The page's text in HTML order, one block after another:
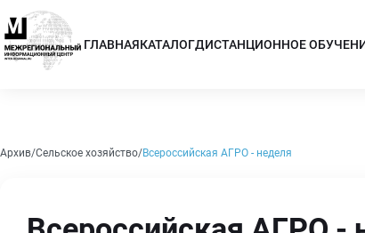
ГЛАВНАЯКАТАЛОГДИСТАНЦИОННОЕ
Архив Сельское хозяйство Всероссийская АГРО - неделя